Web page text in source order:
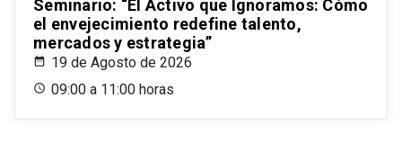
Seminario: “El Activo que Ignoramos: Cómo
el envejecimiento redefine talento,
mercados y estrategia”
19 de Agosto de 2026
09:00 a 11:00 horas